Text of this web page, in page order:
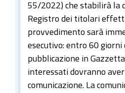
55/2022) che stabilirà la
Registro dei titolari
provvedimento sarà
esecutivo: entro 60 giorni
pubblicazione in
interessati dovranno
comunicazione. La